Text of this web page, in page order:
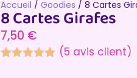
Accueil /Goodies / 8 Cartes
8 Cartes Girafes
7,50 €
(5 avis client)